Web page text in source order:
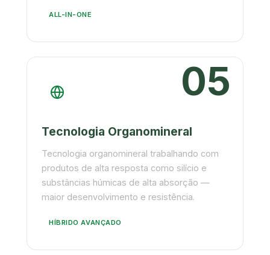
ALL-IN-ONE
05
Tecnologia Organomineral
Tecnologia organomineral trabalhando com
produtos de alta resposta como silício e
substâncias húmicas de alta absorção —
maior desenvolvimento e resistência.
HÍBRIDO AVANÇADO